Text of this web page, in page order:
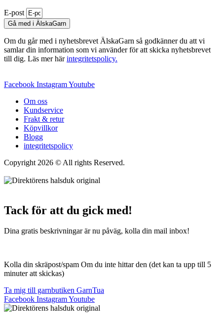
E-post
Gå med i ÄlskaGarn
Om du går med i nyhetsbrevet ÄlskaGarn så godkänner du att vi
samlar din information som vi använder för att skicka nyhetsbrevet
till dig. Läs mer härintegritetspolicy.
Facebook InstagramYoutube
Om oss
Kundservice
Frakt & retur
Köpvillkor
Blogg
integritetspolicy
Copyright 2026 © All rights Reserved.
Tack för att du gick med!
Dina gratis beskrivningar är nu påväg, kolla din mail inbox!
Kolla din skräpost/spam Om du inte hittar den (det kan ta upp till 5
minuter att skickas)
Ta mig till garnbutiken GarnTua
Facebook InstagramYoutube